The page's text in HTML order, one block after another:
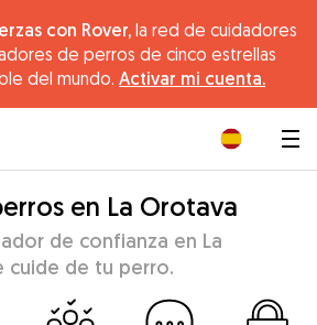
con Rover, la red de cuidadores
de perros de cinco estrellas
del mundo. Activar mi cuenta.
en La Orotava
de confianza en La
cuide de tu perro.